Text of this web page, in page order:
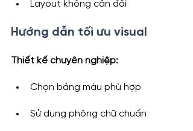
Layout không cân đối
Hướng dẫn tối ưu visual
Thiết kế chuyên nghiệp:
Chọn bảng màu phù hợp
Sử dụng phông chữ chuẩn